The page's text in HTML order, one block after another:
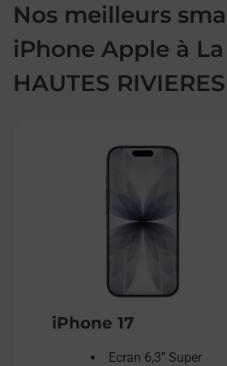
Nos meilleurs
iPhone Apple à
HAUTES RIVIERES
iPhone 17
Ecran 6,3’’ Super